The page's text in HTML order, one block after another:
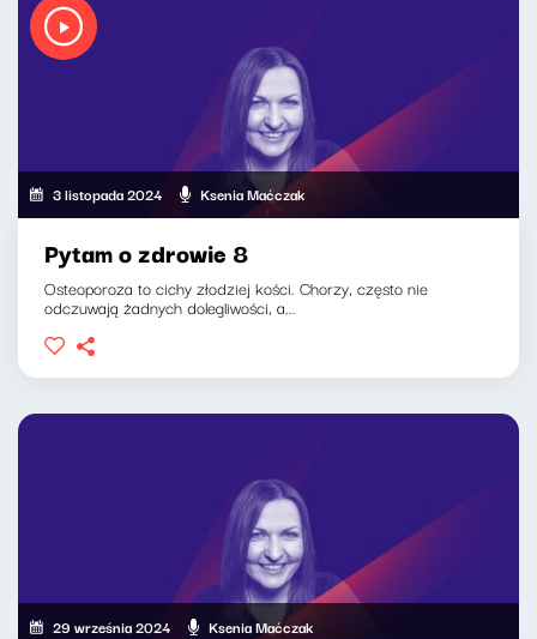
3 listopada 2024 Ksenia Maćczak
Pytam o zdrowie 8
Osteoporoza to cichy złodziej kości. Chorzy, często nie
odczuwają żadnych dolegliwości, a...
29 września 2024 Ksenia Maćczak